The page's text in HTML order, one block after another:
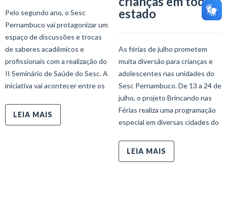
Pelo segundo ano, o Sesc
Pernambuco vai protagonizar um
espaço de discussões e trocas
de saberes acadêmicos e
profissionais com a realização do
II Seminário de Saúde do Sesc. A
iniciativa vai acontecer entre os
LEIA MAIS
estado
As férias de julho prometem
muita diversão para crianças e
adolescentes nas unidades do
Sesc Pernambuco. De 13 a 24 de
julho, o projeto Brincando nas
Férias realiza uma programação
especial em diversas cidades do
LEIA MAIS